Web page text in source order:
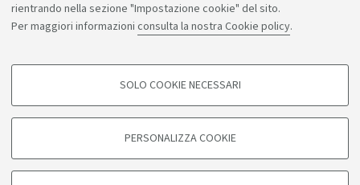
rientrando nella sezione "Impostazione cookie" del sito.
Per maggiori informazioni consulta la nostra Cookie policy.
COOKIE DI PROFILAZIONE - FACOLTATIVI
degli utenti, creare profili in base al loro comportamento sul sito, per analisi
di marketing.
SOLO COOKIE NECESSARI
PERSONALIZZA COOKIE
Bologna - Via Zamboni, 33 - 40126 Bologna - PI: 01131710376 -
CF: 80007010376